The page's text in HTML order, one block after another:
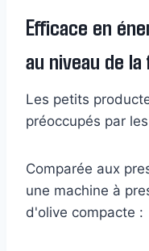
Efficace en
au niveau de
Les petits
préoccupés par
Comparée aux
une machine à
d'olive compacte :